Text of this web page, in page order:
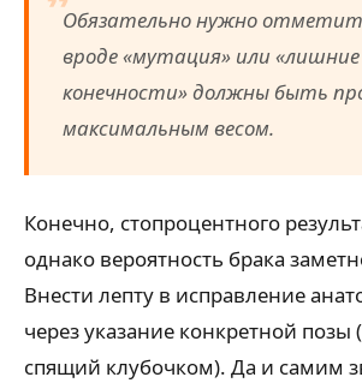
Обязательно нужно
вроде «мутация» или «лишние
конечности» должны быть
максимальным весом.
Конечно, стопроцентного
однако вероятность брака
Внести лепту в исправление
через указание конкретной
спящий клубочком). Да и самим